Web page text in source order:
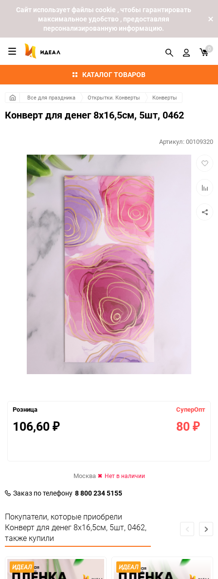
Cайт использует файлы cookie , чтобы гарантировать
максимальное удобство , предоставляя
персонализированную информацию.
КАТАЛОГ ТОВАРОВ
0
Все для праздника Открытки. Конверты Конверты
Конверт для денег 8х16,5см, 5шт, 0462
Артикул:00109320
Розница
106,60 ₽
СуперОпт
80 ₽
Москва Нет в наличии
Заказ по телефону 8 800 234 5155
Покупатели, которые приобрели
Конверт для денег 8х16,5см, 5шт, 0462,
также купили
ИДЕАЛ ИДЕАЛ